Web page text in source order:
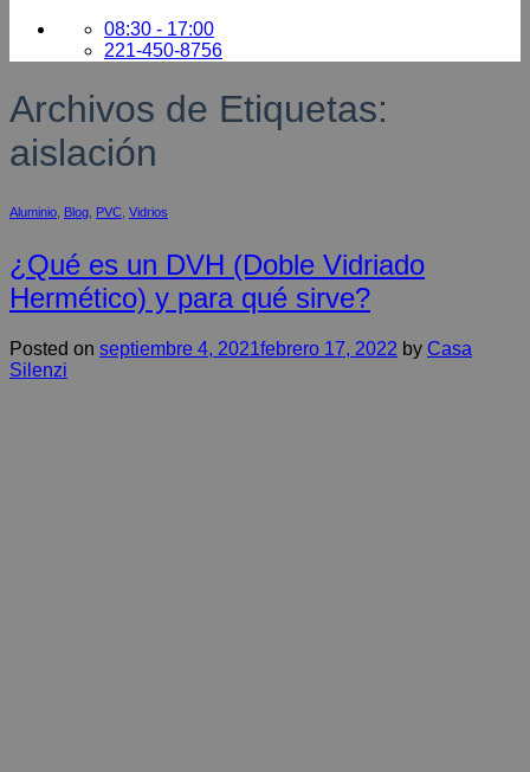
08:30 - 17:00
221-450-8756
Archivos de Etiquetas:
aislación
Aluminio Blog PVC Vidrios
¿Qué es un DVH (Doble Vidriado
Hermético) y para qué sirve?
Posted on septiembre 4, 2021febrero 17, 2022 by Casa
Silenzi